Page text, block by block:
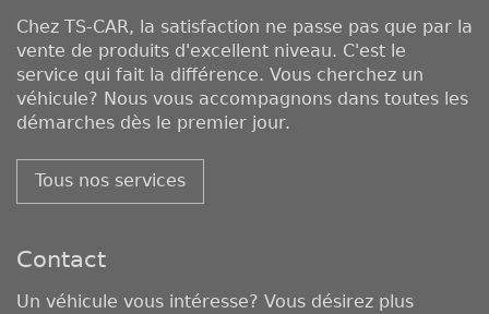
Chez TS-CAR, la satisfaction ne passe pas que par la
vente de produits d'excellent niveau. C'est le
service qui fait la différence. Vous cherchez un
véhicule? Nous vous accompagnons dans toutes les
démarches dès le premier jour.
Tous nos services
Contact
Un véhicule vous intéresse? Vous désirez plus